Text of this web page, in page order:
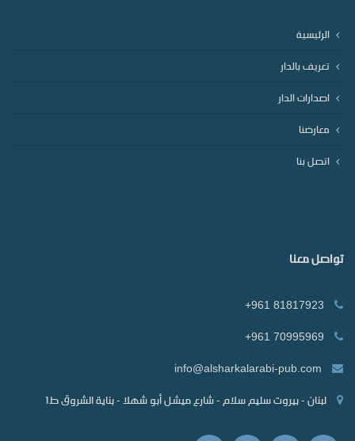
الرئيسية
تعريف بالدار
اصدارات الدار
معارضنا
اتصل بنا
تواصل معنا
+961 81817923
+961 70995969
info@alsharkalarabi-pub.com
لبنان - بيروت سليم سلام - شارع ميشل أبو شهلا - بناية الشروق ط1